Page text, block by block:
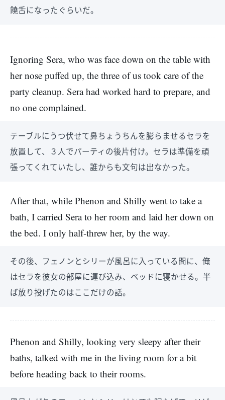
饒舌になったぐらいだ。
Ignoring Sera, who was face down on the table with
her nose puffed up, the three of us took care of the
party cleanup. Sera had worked hard to prepare, and
no one complained.
テーブルにうつ伏せて鼻ちょうちんを膨らませるセラを
放置して、３人でパーティの後片付け。セラは準備を頑
張ってくれていたし、誰からも文句は出なかった。
After that, while Phenon and Shilly went to take a
bath, I carried Sera to her room and laid her down on
the bed. I only half-threw her, by the way.
その後、フェノンとシリーが風呂に入っている間に、俺
はセラを彼女の部屋に運び込み、ベッドに寝かせる。半
ば放り投げたのはここだけの話。
Phenon and Shilly, looking very sleepy after their
baths, talked with me in the living room for a bit
before heading back to their rooms.